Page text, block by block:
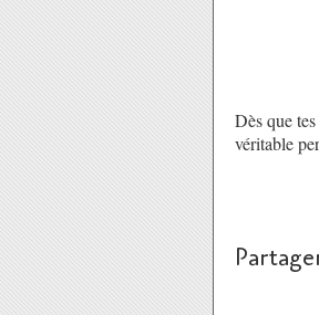
Dès que
véritable